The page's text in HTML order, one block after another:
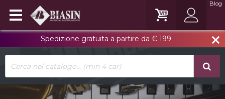
close
Spedizione gratuita a partire da € 199
Blog